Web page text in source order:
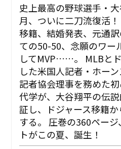
史上最高の野球選手・
月、ついに二刀流復活
移籍、結婚発表、元通
ての50-50、念願のワー
してMVP……。 MLBと
した米国人記者・ホー
記者協会理事を務めた
代学が、大谷翔平の伝
証し、ドジャース移籍
する。 圧巻の360ペー
トがこの夏、誕生！